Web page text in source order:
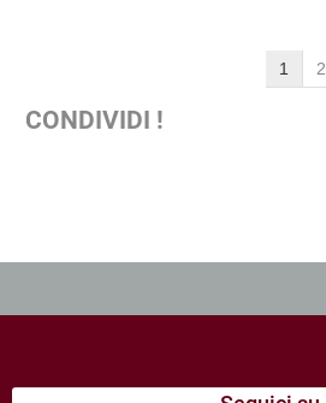
1 2
CONDIVIDI !